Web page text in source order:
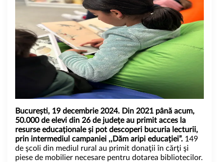
București, 19 decembrie 2024. Din 2021 până acum,
50.000 de elevi din 26 de județe au primit acces la
resurse educaționale și pot descoperi bucuria lecturii,
prin intermediul campaniei ,,Dăm aripi educației”. 149
de şcoli din mediul rural au primit donaţii în cărţi şi
piese de mobilier necesare pentru dotarea bibliotecilor.